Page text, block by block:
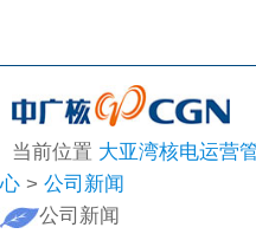
当前位置 大亚湾核电运营
心 > 公司新闻
公司新闻